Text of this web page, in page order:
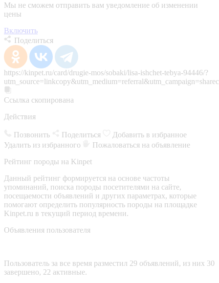
Мы не сможем отправить вам уведомление об изменении
цены
Включить
Поделиться
https://kinpet.ru/card/drugie-mos/sobaki/lisa-ishchet-tebya-94446/?
Ссылка скопирована
Действия
Позвонить Поделиться
Добавить в избранное
Удалить из избранного
Пожаловаться на объявление
Рейтинг породы на Kinpet
Данный рейтинг формируется на основе частоты
упоминаний, поиска породы посетителями на сайте,
посещаемости объявлений и других параметрах, которые
помогают определить популярность породы на площадке
Kinpet.ru в текущий период времени.
Объявления пользователя
Пользователь за все время разместил 29 объявлений, из них 30
завершено, 22 активные.